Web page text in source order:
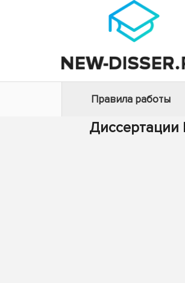
Правила работы
Диссертации